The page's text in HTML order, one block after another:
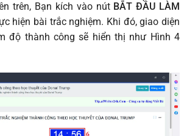
trên, Bạn kích vào nút BẮT ĐẦU LÀM
hiện bài trắc nghiệm. Khi đó, giao diện
độ thành công sẽ hiển thị như Hình 4